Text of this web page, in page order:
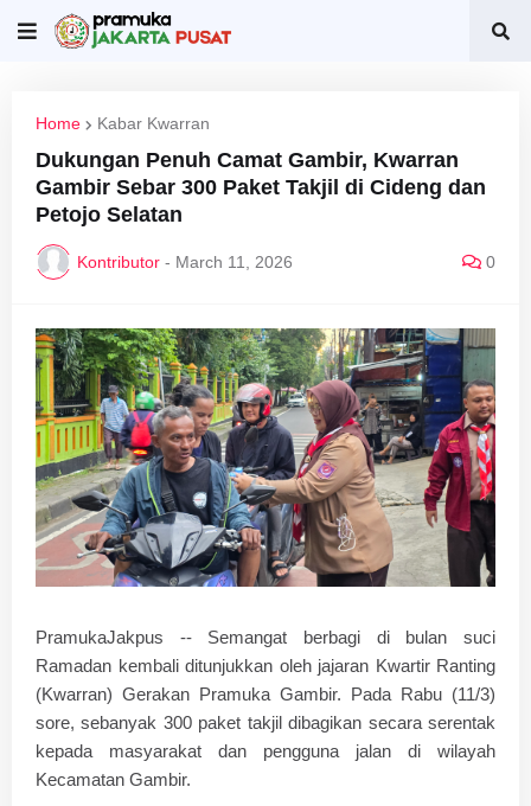
Home Kabar Kwarran
Dukungan Penuh Camat Gambir, Kwarran
Gambir Sebar 300 Paket Takjil di Cideng dan
Petojo Selatan
Kontributor - March 11, 2026 0
PramukaJakpus -- Semangat berbagi di bulan suci
Ramadan kembali ditunjukkan oleh jajaran Kwartir Ranting
(Kwarran) Gerakan Pramuka Gambir. Pada Rabu (11/3)
sore, sebanyak 300 paket takjil dibagikan secara serentak
kepada masyarakat dan pengguna jalan di wilayah
Kecamatan Gambir.